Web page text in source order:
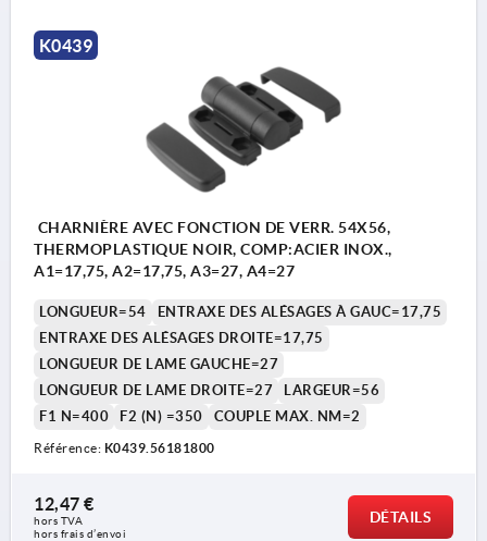
K0439
CHARNIÈRE AVEC FONCTION DE VERR. 54X56,
THERMOPLASTIQUE NOIR, COMP:ACIER INOX.,
A1=17,75, A2=17,75, A3=27, A4=27
LONGUEUR=54
ENTRAXE DES ALÉSAGES À GAUC=17,75
ENTRAXE DES ALÉSAGES DROITE=17,75
LONGUEUR DE LAME GAUCHE=27
LONGUEUR DE LAME DROITE=27
LARGEUR=56
F1 N=400
F2 (N) =350 COUPLE MAX. NM=2
Référence: K0439.56181800
12,47 €
hors TVA
hors frais d’envoi
DÉTAILS